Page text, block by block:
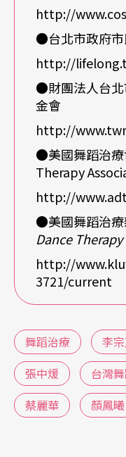
舞蹈科已訂於下學
重心放在「自己的
除了理論之外，若
校內有初步的實習
藝術與醫學策略聯
台北藝術大學舞蹈
陽明大學策略聯盟
套十六學分的藝術
與醫學相關課程；
體驗」課程，其中
等，分別由王雲幼
盟恰好可以互補彼
了師資交流的火花
「心理分析」與舞
是這項交流就讓老
http://
●台北市政府
http://
●財團法人台北
金會
http://
●美國舞蹈治
Therapy
http://
●美國舞蹈治
Dance Therapy
http://
3721/current
舞蹈治療 李
張中煖
台灣
蔡麗華
顏鳳曦